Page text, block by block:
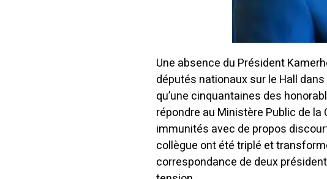
Une absence du Président
députés nationaux sur le Hall
qu’une cinquantaines des
répondre au Ministère Public de
immunités avec de propos
collègue ont été triplé et
correspondance de deux